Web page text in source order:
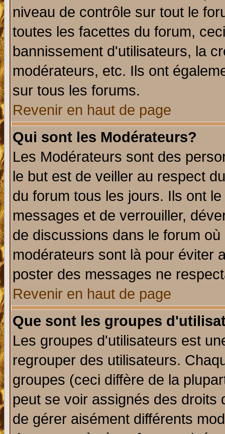
niveau de contrôle sur tout le
toutes les facettes du forum,
bannissement d'utilisateurs, la
modérateurs, etc. Ils ont
sur tous les forums.
Revenir en haut de page
Qui sont les Modérateurs?
Les Modérateurs sont des
le but est de veiller au respect
du forum tous les jours. Ils ont
messages et de verrouiller,
de discussions dans le forum
modérateurs sont là pour éviter
poster des messages ne
Revenir en haut de page
Que sont les groupes
Les groupes d'utilisateurs est
regrouper des utilisateurs.
groupes (ceci diffère de la
peut se voir assignés des
de gérer aisément différents